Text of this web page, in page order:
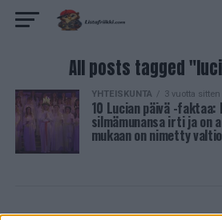
All posts tagged
YHTEISKUNTA 3 vuotta sitten
10 Lucian päivä -faktaa:
silmämunansa irti ja on
mukaan on nimetty valtio